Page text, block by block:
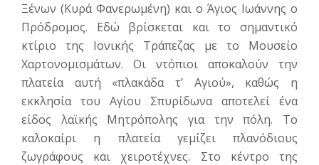
Ξένων (Κυρά Φανερωμένη) και ο Άγιος Ιωάννης ο
Πρόδρομος. Εδώ βρίσκεται και το σημαντικό
κτίριο της Ιονικής Τράπεζας με το Μουσείο
Χαρτονομισμάτων. Οι ντόπιοι αποκαλούν την
πλατεία αυτή «πλακάδα τ’ Αγιού», καθώς η
εκκλησία του Αγίου Σπυρίδωνα αποτελεί ένα
είδος λαϊκής Μητρόπολης για την πόλη. Το
καλοκαίρι η πλατεία γεμίζει πλανόδιους
ζωγράφους και χειροτέχνες. Στο κέντρο της